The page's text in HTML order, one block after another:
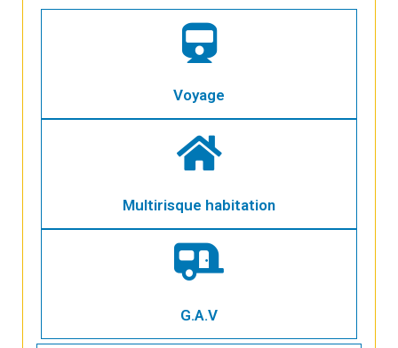
Voyage
Multirisque habitation
G.A.V